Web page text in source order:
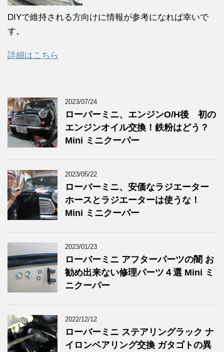
DIYで維持される方向けに情報が参考になれば幸いで
す。
詳細はこちら
2023/07/24
ローバーミニ、エンジンO/H後 初の
エンジンオイル交換！鉄粉はどう？
Mini ミニクーパー
2023/05/22
ローバーミニ、安価なラジエーター
ホースとラジエーターは使うな！
Mini ミニクーパー
2023/01/23
ローバーミニ アフターパーツの闇 お
勧め出来ない修理パーツ４選 Mini ミ
ニクーパー
2022/12/12
ローバーミニ ステアリングラック ナ
イロンベアリング交換 ガタゴトの異